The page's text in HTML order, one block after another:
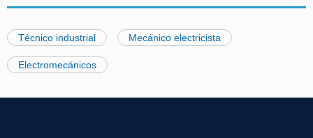
Técnico industrial Mecánico electricista
Electromecánicos